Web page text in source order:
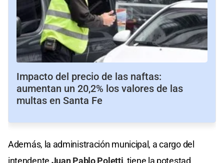
Impacto del precio de las naftas:
aumentan un 20,2% los valores de las
multas en Santa Fe
Además, la administración municipal, a cargo del
intendente Juan Pablo Poletti, tiene la potestad